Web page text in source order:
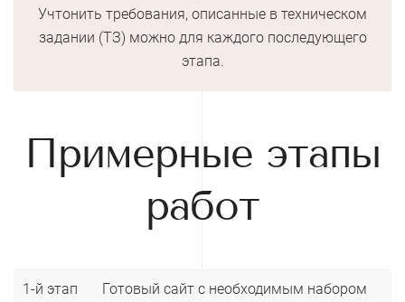
Учтонить требования, описанные в техническом
задании (ТЗ) можно для каждого последующего
этапа.
Примерные этапы
работ
1-й этап
Готовый сайт с необходимым набором